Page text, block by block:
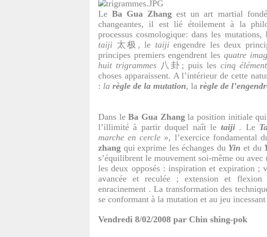
LeBa Gua Zhang est un art martial
changeantes, il est lié étoilement à la
processus cosmologique: dans les mutations,
taiji 太极, le taijiengendre les deux
principes premiers engendrent les quatre
huit trigrammes 八卦; puis les cinq
choses apparaissent. A l’intérieur de cette
: la règle de la mutation, la règle de
Dans leBa Gua Zhangla position initiale qui
l’illimité à partir duquel naît le taiji . Le
marche en cercle », l’exercice fondamental
zhang qui exprime les échanges du Yin et du
s’équilibrent le mouvement soi-même ou
les deux opposés : inspiration et expiration ;
avancée et reculée ; extension et
enracinement . La transformation des
se conformant à la mutation et au jeu
Vendredi 8/02/2008 par Chin shing-pok